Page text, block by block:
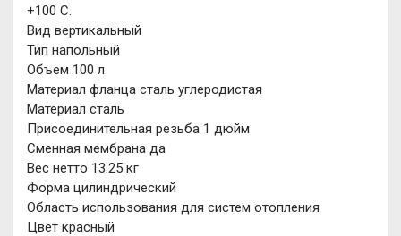
+100 С.
Вид вертикальный
Тип напольный
Объем 100 л
Материал фланца сталь углеродистая
Материал сталь
Присоединительная резьба 1 дюйм
Сменная мембрана да
Вес нетто 13.25 кг
Форма цилиндрический
Область использования для систем отопления
Цвет красный